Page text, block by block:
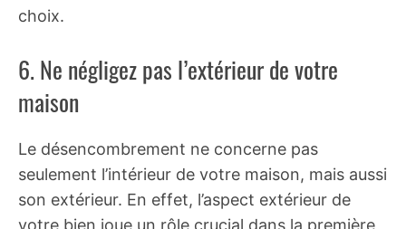
choix.
6. Ne négligez pas l’extérieur de votre
maison
Le désencombrement ne concerne pas
seulement l’intérieur de votre maison, mais aussi
son extérieur. En effet, l’aspect extérieur de
votre bien joue un rôle crucial dans la première